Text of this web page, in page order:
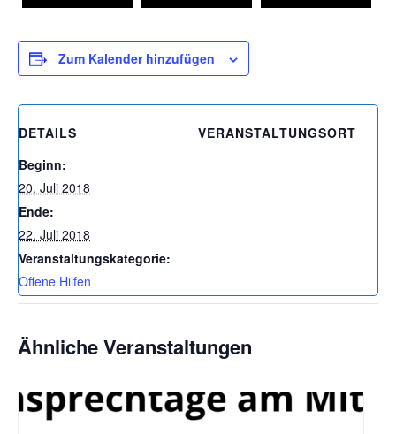
Zum Kalender hinzufügen
DETAILS
Beginn:
20. Juli 2018
Ende:
22. Juli 2018
Veranstaltungskategorie:
Offene Hilfen
VERANSTALTUNGSORT
Ähnliche Veranstaltungen